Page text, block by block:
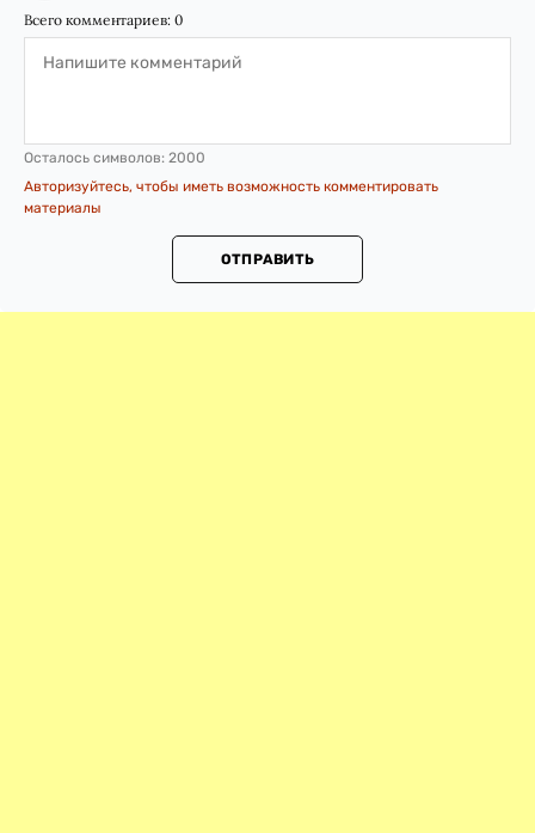
Всего комментариев: 0
Осталось символов: 2000
Авторизуйтесь, чтобы иметь возможность комментировать
материалы
ОТПРАВИТЬ